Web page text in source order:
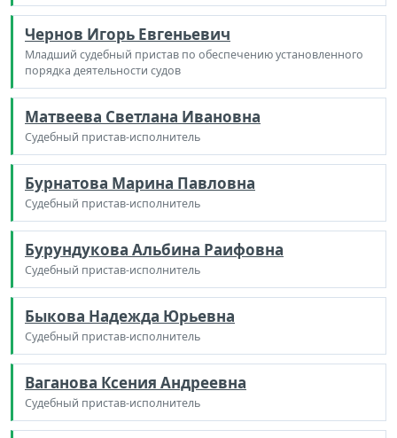
Чернов Игорь Евгеньевич
Младший судебный пристав по обеспечению установленного
порядка деятельности судов
Матвеева Светлана Ивановна
Судебный пристав-исполнитель
Бурнатова Марина Павловна
Судебный пристав-исполнитель
Бурундукова Альбина Раифовна
Судебный пристав-исполнитель
Быкова Надежда Юрьевна
Судебный пристав-исполнитель
Ваганова Ксения Андреевна
Судебный пристав-исполнитель